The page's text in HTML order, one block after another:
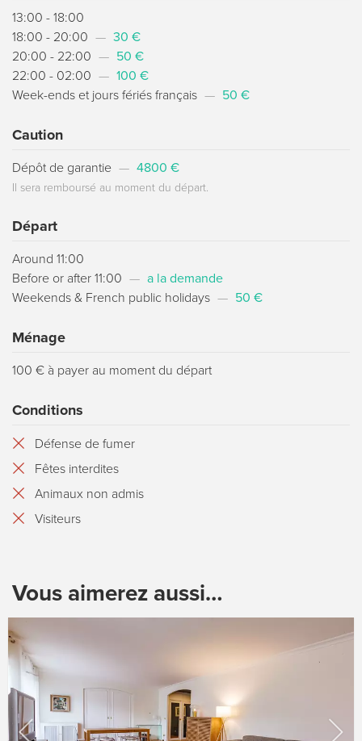
13:00 - 18:00
18:00 - 20:00 — 30 €
20:00 - 22:00 — 50 €
22:00 - 02:00 — 100 €
Week-ends et jours fériés français — 50 €
Caution
Dépôt de garantie — 4800 €
Il sera remboursé au moment du départ.
Départ
Around 11:00
Before or after 11:00 — a la demande
Weekends & French public holidays — 50 €
Ménage
100 € à payer au moment du départ
Conditions
Défense de fumer
Fêtes interdites
Animaux non admis
Visiteurs
Vous aimerez aussi…